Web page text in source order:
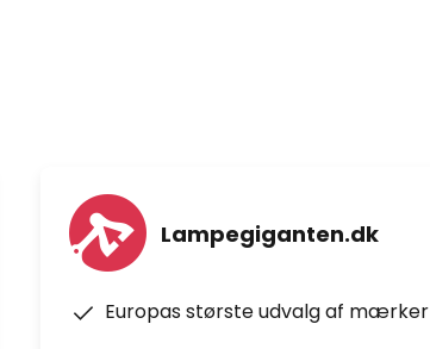
Lampegiganten.dk
Europas største udvalg af mærker